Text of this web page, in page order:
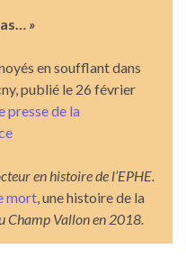
»
en soufflant dans
publié le 26 février
presse de la
en histoire de l’EPHE.
mort, une histoire de la
Champ Vallon en 2018.